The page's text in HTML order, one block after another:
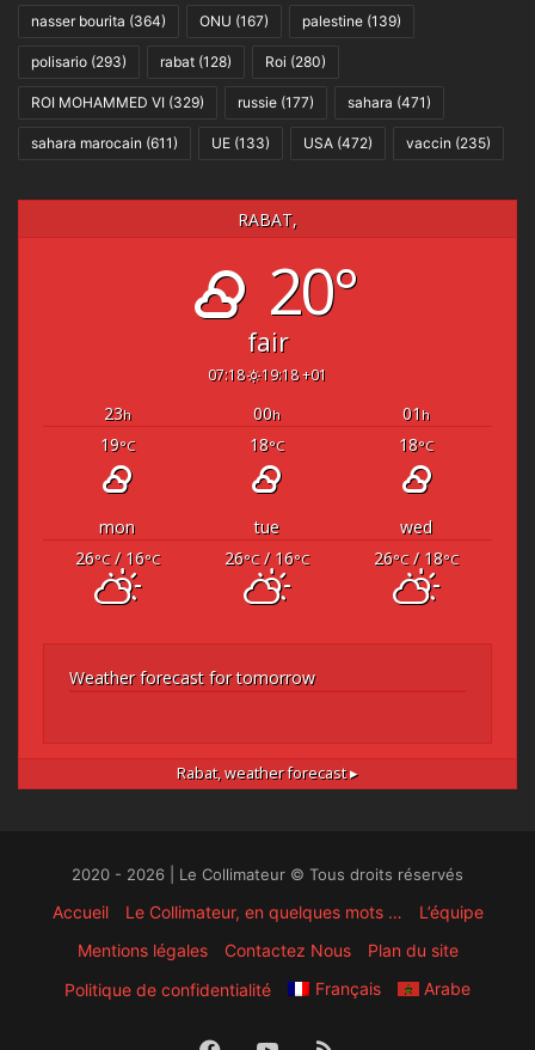
nasser bourita (364) ONU (167) palestine (139)
polisario (293) rabat (128) Roi (280)
ROI MOHAMMED VI (329) russie (177) sahara (471)
sahara marocain (611) UE (133) USA (472) vaccin (235)
RABAT,
20°
fair
07:18 19:18 +01
23h 00h 01 h
19°C 18°C 18°C
mon tue
wed
26°C/ 16°C 26°C/ 16°C 26°C/ 18°C
Weather forecast for tomorrow
Rabat,weather forecast ▸
2020 - 2026 | Le Collimateur © Tous droits réservés
Accueil Le Collimateur, en quelques mots …
L’équipe
Mentions légales
Contactez Nous
Plan du site
Politique de confidentialité
Français Arabe